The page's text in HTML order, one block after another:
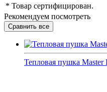
* Товар сертифицирован.
Рекомендуем посмотреть
Тепловая пушка Master